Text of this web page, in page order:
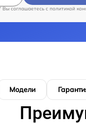
Вы соглашаетесь c политикой
Модели